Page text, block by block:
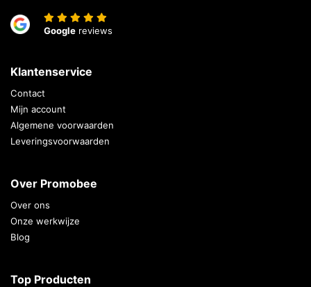
Google reviews
Klantenservice
Contact
Mijn account
Algemene voorwaarden
Leveringsvoorwaarden
Over Promobee
Over ons
Onze werkwijze
Blog
Top Producten